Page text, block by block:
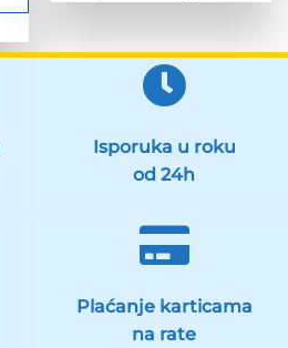
Isporuka u roku
od 24h
Plaćanje karticama
na rate